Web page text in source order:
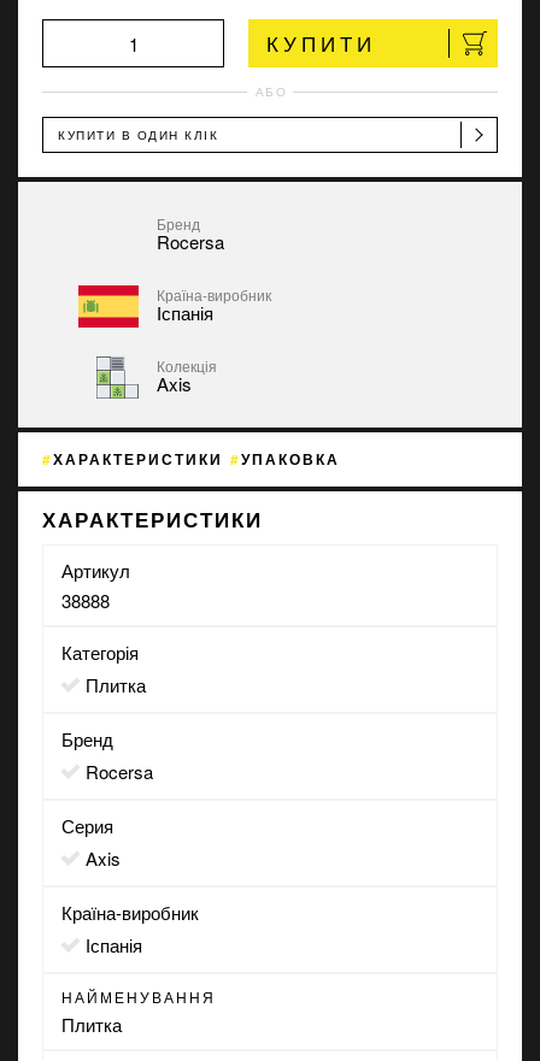
КУПИТИ
АБО
КУПИТИ В ОДИН КЛІК
Бренд
Rocersa
Країна-виробник
Іспанія
Колекція
Axis
ХАРАКТЕРИСТИКИ УПАКОВКА
ХАРАКТЕРИСТИКИ
Артикул
38888
Категорія
Плитка
Бренд
Rocersa
Серия
Axis
Країна-виробник
Іспанія
НАЙМЕНУВАННЯ
Плитка